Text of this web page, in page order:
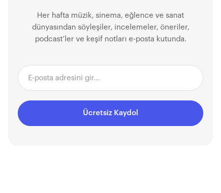
Her hafta müzik, sinema, eğlence ve sanat
dünyasından söyleşiler, incelemeler, öneriler,
podcast’ler ve keşif notları e-posta kutunda.
Ücretsiz Kaydol